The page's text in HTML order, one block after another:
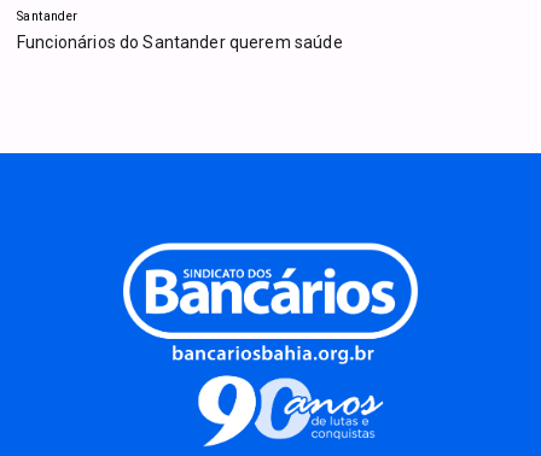
Santander
Funcionários do Santander querem saúde